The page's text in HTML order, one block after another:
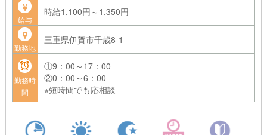
給与
時給1,100円～1,350円
勤務地
三重県伊賀市千歳8-1
勤務時
間
①9：00～17：00
②0：00～6：00
※短時間でも応相談